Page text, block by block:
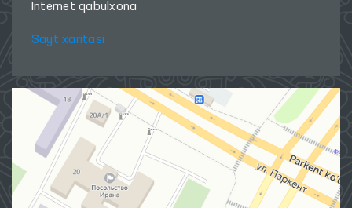
Internet qabulxona
Sayt xaritasi